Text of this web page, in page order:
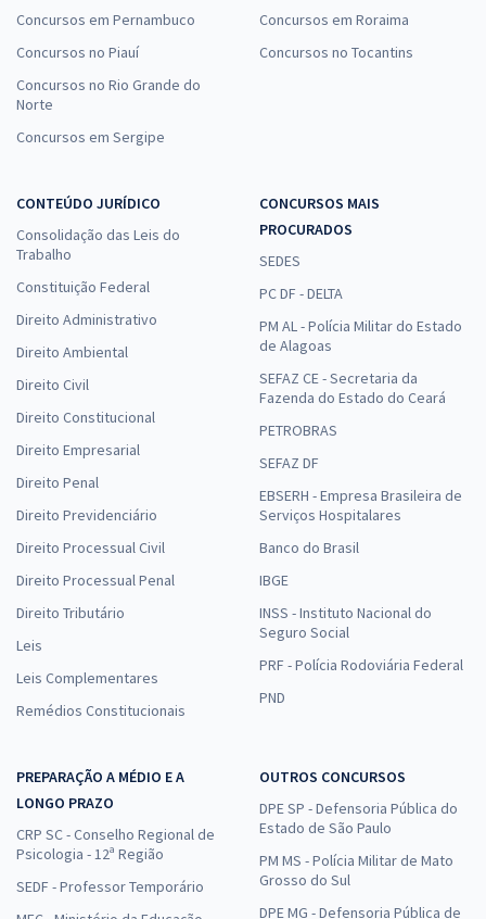
Concursos em Pernambuco
Concursos no Piauí
Concursos no Rio Grande do
Norte
Concursos em Sergipe
Concursos em Roraima
Concursos no Tocantins
CONTEÚDO JURÍDICO
Consolidação das Leis do
Trabalho
Constituição Federal
Direito Administrativo
Direito Ambiental
Direito Civil
Direito Constitucional
Direito Empresarial
Direito Penal
Direito Previdenciário
Direito Processual Civil
Direito Processual Penal
Direito Tributário
Leis
Leis Complementares
Remédios Constitucionais
CONCURSOS MAIS
PROCURADOS
SEDES
PC DF - DELTA
PM AL - Polícia Militar do Estado
de Alagoas
SEFAZ CE - Secretaria da
Fazenda do Estado do Ceará
PETROBRAS
SEFAZ DF
EBSERH - Empresa Brasileira de
Serviços Hospitalares
Banco do Brasil
IBGE
INSS - Instituto Nacional do
Seguro Social
PRF - Polícia Rodoviária Federal
PND
PREPARAÇÃO A MÉDIO E A
LONGO PRAZO
CRP SC - Conselho Regional de
Psicologia - 12ª Região
SEDF - Professor Temporário
OUTROS CONCURSOS
DPE SP - Defensoria Pública do
Estado de São Paulo
PM MS - Polícia Militar de Mato
Grosso do Sul
DPE MG - Defensoria Pública de